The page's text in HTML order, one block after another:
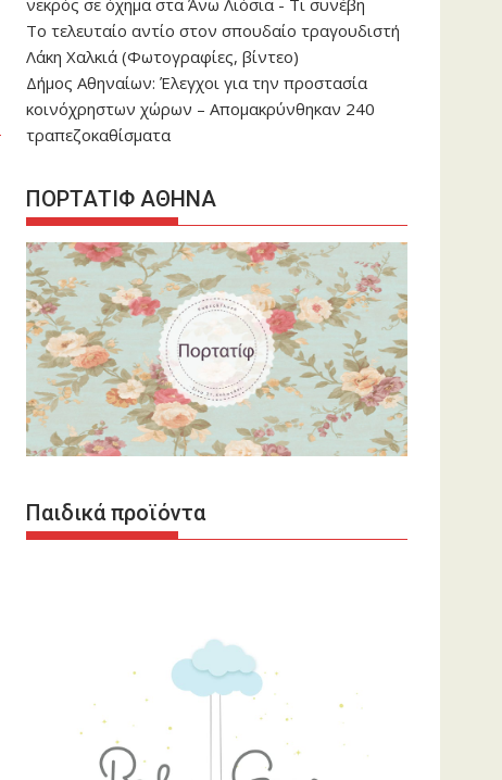
νεκρός σε όχημα στα Άνω Λιόσια - Τι συνέβη
Το τελευταίο αντίο στον σπουδαίο τραγουδιστή
Λάκη Χαλκιά (Φωτογραφίες, βίντεο)
Δήμος Αθηναίων: Έλεγχοι για την προστασία
κοινόχρηστων χώρων – Απομακρύνθηκαν 240
τραπεζοκαθίσματα
ΠΟΡΤΑΤΙΦ ΑΘΗΝΑ
Παιδικά προϊόντα